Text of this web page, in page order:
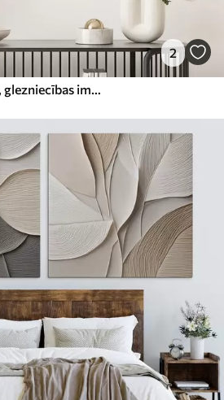
2
Abstrakta kompozīcija, glezniecības imitācija